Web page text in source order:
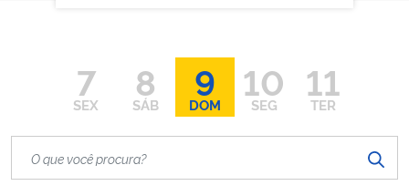
7
SEX
8
SÁB
9
DOM
10
SEG
11
TER